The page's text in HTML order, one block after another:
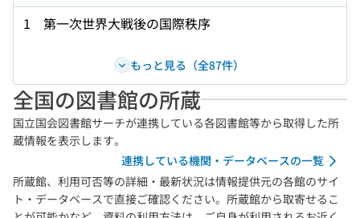
1 第一次世界大戦後の国際秩序
もっと見る（全87件）
全国の図書館の所蔵
国立国会図書館サーチが連携している各図書館等から取得した所
蔵情報を表示します。
連携している機関・データベースの一覧
所蔵館、利用可否等の詳細・最新状況は情報提供元の各館のサイ
ト・データベースで直接ご確認ください。所蔵館から取寄せるこ